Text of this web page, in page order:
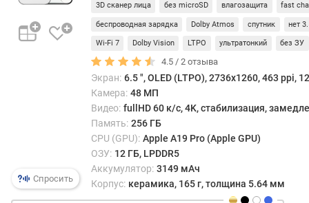
а
я
п
в
Спросить
3D сканер лица без microSD влагозащита fast
беспроводная зарядка Dolby Atmos спутник нет
Wi-Fi 7 Dolby Vision LTPO ультратонкий без ЗУ
4.5 /2 отзыва
Экран: 6.5 ", OLED (LTPO), 2736x1260, 463 ppi,
Камера: 48 МП
Видео: fullHD 60 к/с, 4K, стабилизация,
Память: 256 ГБ
CPU (GPU): Apple A19 Pro (Apple GPU)
ОЗУ: 12 ГБ, LPDDR5
Аккумулятор: 3149 мАч
Корпус: керамика, 165 г, толщина 5.64 мм